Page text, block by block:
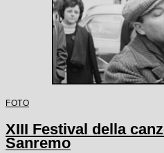
FOTO
XIII Festival della
Sanremo